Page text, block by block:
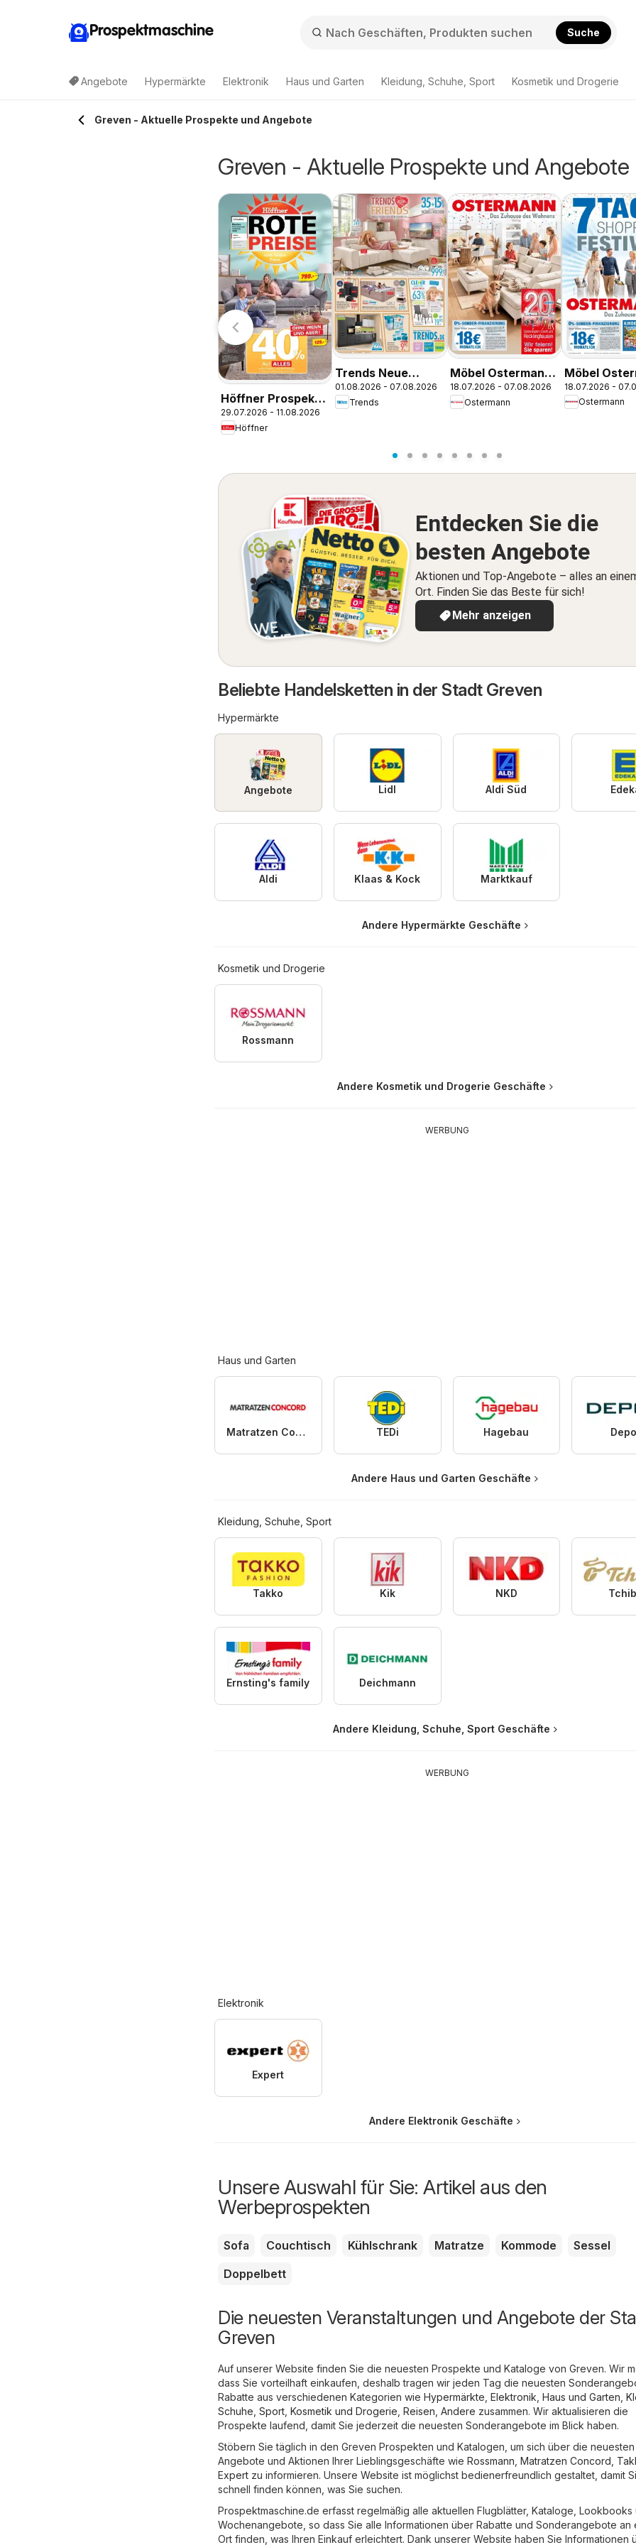
Prospektmaschine Suche
Angebote Hypermärkte Elektronik Haus und Garten Kleidung, Schuhe, Sport Kosmetik und Drogerie
Greven - Aktuelle Prospekte und Angebote
Greven - Aktuelle Prospekte und Angebote
Höffner Prospekt
Münster
29.07.2026 - 11.08.2026
Höffner
Trends Neue
Möbel wirken
Wunder
01.08.2026 - 07.08.2026
Trends
Möbel Ostermann:
Neue Möbel wirken
Wunder.
18.07.2026 - 07.08.2026
Ostermann
Möbel
Neue Möbel
Wunder.
18.07.2026 -
Ostermann
Entdecken Sie die
besten Angebote
Aktionen und Top-Angebote – alles an
Ort. Finden Sie das Beste für sich!
Mehr anzeigen
Beliebte Handelsketten in der Stadt Greven
Hypermärkte
Angebote Lidl Aldi Süd
Aldi Klaas & Kock Marktkauf
Andere Hypermärkte Geschäfte
Kosmetik und Drogerie
Rossmann
Andere Kosmetik und Drogerie Geschäfte
WERBUNG
Haus und Garten
Matratzen Concord TEDi Hagebau
Andere Haus und Garten Geschäfte
Kleidung, Schuhe, Sport
Takko Kik NKD
Ernsting's family Deichmann
Andere Kleidung, Schuhe, Sport Geschäfte
WERBUNG
Elektronik
Expert
Andere Elektronik Geschäfte
Unsere Auswahl für Sie: Artikel aus den
Werbeprospekten
Sofa Couchtisch Kühlschrank Matratze Kommode
Sessel
Doppelbett
Die neuesten Veranstaltungen und Angebote der
Greven
Auf unserer Website finden Sie die neuesten Prospekte und Kataloge von Greven. Wir
dass Sie vorteilhaft einkaufen, deshalb tragen wir jeden Tag die neuesten
Rabatte aus verschiedenen Kategorien wie Hypermärkte Elektronik Haus und Garten
Schuhe, Sport Kosmetik und Drogerie Reisen Andere zusammen. Wir aktualisieren die
Prospekte laufend, damit Sie jederzeit die neuesten Sonderangebote im Blick haben.
Stöbern Sie täglich in den Greven Prospekten und Katalogen, um sich über die neuesten
Angebote und Aktionen Ihrer Lieblingsgeschäfte wie Rossmann Matratzen Concord
Expert zu informieren. Unsere Website ist möglichst bedienerfreundlich gestaltet, damit
schnell finden können, was Sie suchen.
Prospektmaschine.de erfasst regelmäßig alle aktuellen Flugblätter, Kataloge, Lookbooks
Wochenangebote, so dass Sie alle Informationen über Rabatte und Sonderangebote an
Ort finden, was Ihren Einkauf erleichtert. Dank unserer Website haben Sie Informationen